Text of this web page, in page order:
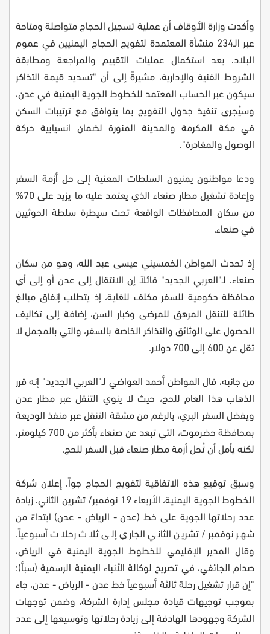
وأكدت وزارة الأوقاف أن عملية تسجيل الحجاج متواصلة ومتاحة
عبر الـ234 منشأة المعتمدة لتفويج الحجاج اليمنيين في عموم
البلاد، بعد استكمال عمليات التقييم والمراجعة ومطابقة
الشروط الفنية والإدارية، مشيرةً إلى أن "تسديد قيمة التذاكر
سيكون عبر الحساب المعتمد للخطوط الجوية اليمنية في عدن،
وسيُجرى تنفيذ جدول التفويج بما يتوافق مع ترتيبات السكن
في مكة المكرمة والمدينة المنورة لضمان انسيابية حركة
الوصول والمغادرة".
ودعا مواطنون يمنيون السلطات المعنية إلى حل أزمة السفر
وإعادة تشغيل مطار صنعاء الذي يعتمد عليه ما يزيد على 70%
من سكان المحافظات الواقعة تحت سيطرة سلطة الحوثيين
في صنعاء.
إذ تحدث المواطن الخمسيني عيسى عبد الله، وهو من سكان
صنعاء، لـ"العربي الجديد" قائلاً إن الانتقال إلى عدن أو إلى أي
محافظة حكومية للسفر مكلف للغاية، إذ يتطلب إنفاق مبالغ
طائلة للتنقل المرهق للمرضى وكبار السن، إضافة إلى تكاليف
الحصول على الوثائق والتذاكر الخاصة بالسفر، والتي بالمجمل لا
تقل عن 600 إلى 700 دولار.
من جانبه، قال المواطن أحمد العواضي لـ"العربي الجديد" إنه قرر
الذهاب هذا العام للحج، حيث لا ينوي التنقل عبر مطار عدن
ويفضل السفر البري، بالرغم من مشقة التنقل عبر منفذ الوديعة
بمحافظة حضرموت، التي تبعد عن صنعاء بأكثر من 700 كيلومتر،
لكنه يأمل أن تُحل أزمة مطار صنعاء قبل السفر للحج.
وسبق توقيع هذه الاتفاقية لتفويج الحجاج جواً، إعلان شركة
الخطوط الجوية اليمنية، الأربعاء 19 نوفمبر/ تشرين الثاني، زيادة
عدد رحلاتها الجوية على خط (عدن - الرياض - عدن) ابتداءً من
شهر نوفمبر/ تشرين الثاني الجاري إلى ثلاث رحلات أسبوعياً.
وقال المدير الإقليمي للخطوط الجوية اليمنية في الرياض،
صدام الجائفي، في تصريح لوكالة الأنباء اليمنية الرسمية (سبأ):
"إن قرار تشغيل رحلة ثالثة أسبوعياً خط عدن - الرياض - عدن، جاء
بموجب توجيهات قيادة مجلس إدارة الشركة، وضمن توجهات
الشركة وجهودها الهادفة إلى زيادة رحلاتها وتوسيعها إلى عدد